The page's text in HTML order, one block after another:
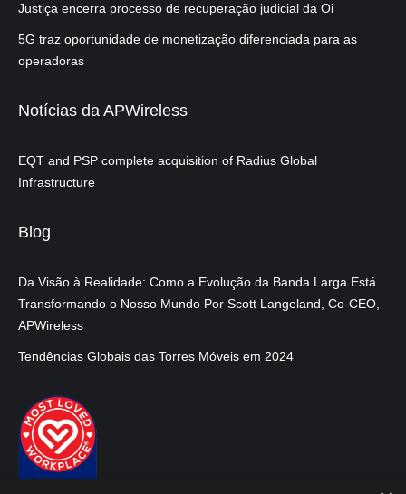
Justiça encerra processo de recuperação judicial da Oi
5G traz oportunidade de monetização diferenciada para as
operadoras
Notícias da APWireless
EQT and PSP complete acquisition of Radius Global
Infrastructure
Blog
Da Visão à Realidade: Como a Evolução da Banda Larga Está
Transformando o Nosso Mundo Por Scott Langeland, Co-CEO,
APWireless
Tendências Globais das Torres Móveis em 2024